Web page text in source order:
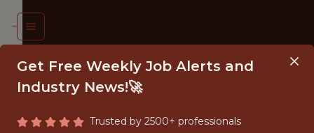
Get Free Weekly Job Alerts and
Industry News!🚀
Trusted by 2500+ professionals